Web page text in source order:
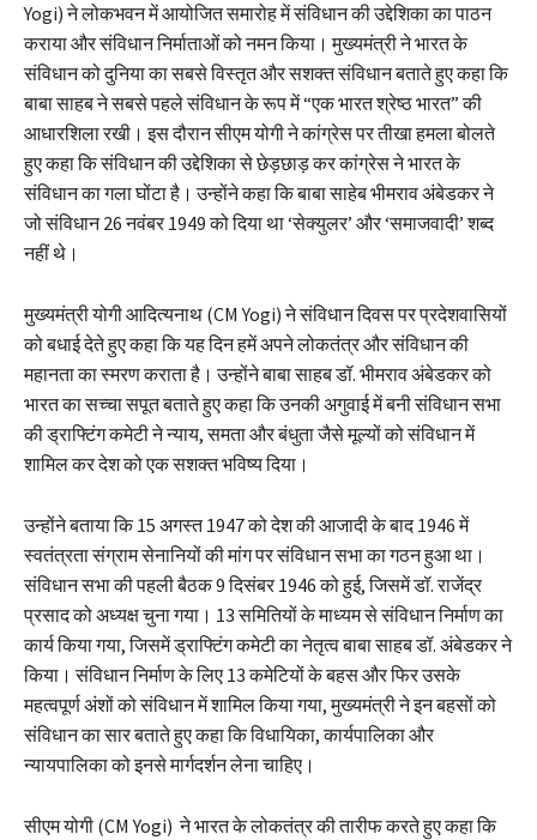
Yogi) ने लोकभवन में आयोजित समारोह में संविधान की उद्देशिका का पाठन
कराया और संविधान निर्माताओं को नमन किया। मुख्यमंत्री ने भारत के
संविधान को दुनिया का सबसे विस्तृत और सशक्त संविधान बताते हुए कहा कि
बाबा साहब ने सबसे पहले संविधान के रूप में “एक भारत श्रेष्ठ भारत” की
आधारशिला रखी। इस दौरान सीएम योगी ने कांग्रेस पर तीखा हमला बोलते
हुए कहा कि संविधान की उद्देशिका से छेड़छाड़ कर कांग्रेस ने भारत के
संविधान का गला घोंटा है। उन्होंने कहा कि बाबा साहेब भीमराव अंबेडकर ने
जो संविधान 26 नवंबर 1949 को दिया था ‘सेक्युलर’ और ‘समाजवादी’ शब्द
नहीं थे।
मुख्यमंत्री योगी आदित्यनाथ (CM Yogi) ने संविधान दिवस पर प्रदेशवासियों
को बधाई देते हुए कहा कि यह दिन हमें अपने लोकतंत्र और संविधान की
महानता का स्मरण कराता है। उन्होंने बाबा साहब डॉ. भीमराव अंबेडकर को
भारत का सच्चा सपूत बताते हुए कहा कि उनकी अगुवाई में बनी संविधान सभा
की ड्राफ्टिंग कमेटी ने न्याय, समता और बंधुता जैसे मूल्यों को संविधान में
शामिल कर देश को एक सशक्त भविष्य दिया।
उन्होंने बताया कि 15 अगस्त 1947 को देश की आजादी के बाद 1946 में
स्वतंत्रता संग्राम सेनानियों की मांग पर संविधान सभा का गठन हुआ था।
संविधान सभा की पहली बैठक 9 दिसंबर 1946 को हुई, जिसमें डॉ. राजेंद्र
प्रसाद को अध्यक्ष चुना गया। 13 समितियों के माध्यम से संविधान निर्माण का
कार्य किया गया, जिसमें ड्राफ्टिंग कमेटी का नेतृत्व बाबा साहब डॉ. अंबेडकर ने
किया। संविधान निर्माण के लिए 13 कमेटियों के बहस और फिर उसके
महत्वपूर्ण अंशों को संविधान में शामिल किया गया, मुख्यमंत्री ने इन बहसों को
संविधान का सार बताते हुए कहा कि विधायिका, कार्यपालिका और
न्यायपालिका को इनसे मार्गदर्शन लेना चाहिए।
सीएम योगी (CM Yogi) ने भारत के लोकतंत्र की तारीफ करते हुए कहा कि